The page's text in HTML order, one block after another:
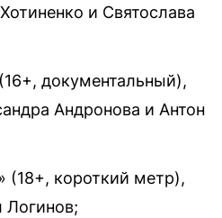
и Святослава
документальный),
Андронова и Антон
(18+, короткий метр),
Логинов;